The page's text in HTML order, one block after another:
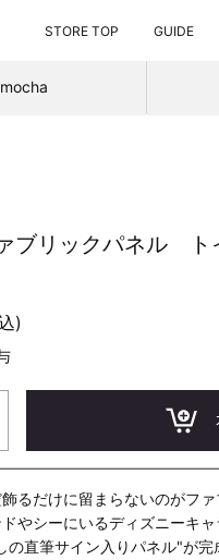
STORE TOP GUIDE
mocha
ブリックパネル ト
)
るだけに留まらないのがフ
やシーにいるディズニーキ
の直筆サイン入りパネル"が完